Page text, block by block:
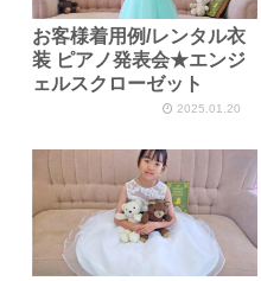
お客様着用例/レンタル衣
装 ピアノ発表会★エンジ
ェルスクローゼット
2025.01.20